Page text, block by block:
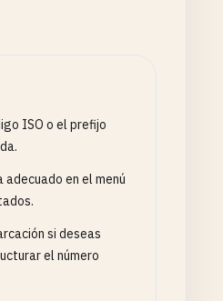
ISO o el prefijo
en el menú
si deseas
el número